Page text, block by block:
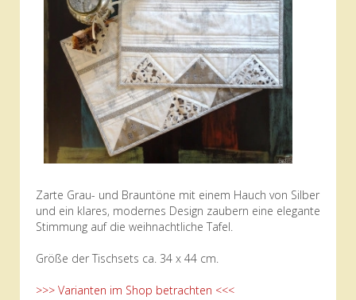
Zarte Grau- und Brauntöne mit einem Hauch von Silber
und ein klares, modernes Design zaubern eine elegante
Stimmung auf die weihnachtliche Tafel.
Größe der Tischsets ca. 34 x 44 cm.
>>> Varianten im Shop betrachten <<<